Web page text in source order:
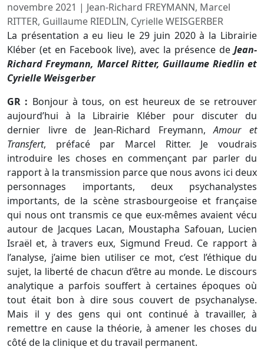
novembre 2021 | Jean-Richard FREYMANN, Marcel
RITTER, Guillaume RIEDLIN, Cyrielle WEISGERBER
La présentation a eu lieu le 29 juin 2020 à la Librairie
Kléber (et en Facebook live), avec la présence de Jean-
Richard Freymann, Marcel Ritter, Guillaume Riedlin et
Cyrielle Weisgerber
GR : Bonjour à tous, on est heureux de se retrouver
aujourd’hui à la Librairie Kléber pour discuter du
dernier livre de Jean-Richard Freymann,Amour et
Transfert, préfacé par Marcel Ritter. Je voudrais
introduire les choses en commençant par parler du
rapport à la transmission parce que nous avons ici deux
personnages importants, deux psychanalystes
importants, de la scène strasbourgeoise et française
qui nous ont transmis ce que eux-mêmes avaient vécu
autour de Jacques Lacan, Moustapha Safouan, Lucien
Israël et, à travers eux, Sigmund Freud. Ce rapport à
l’analyse, j’aime bien utiliser ce mot, c’est l’éthique du
sujet, la liberté de chacun d’être au monde. Le discours
analytique a parfois souffert à certaines époques où
tout était bon à dire sous couvert de psychanalyse.
Mais il y des gens qui ont continué à travailler, à
remettre en cause la théorie, à amener les choses du
côté de la clinique et du travail permanent.